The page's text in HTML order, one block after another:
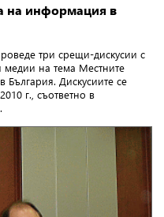
на информация в
три срещи-дискусии с
медии на тема Местните
България. Дискусиите се
г., съответно в